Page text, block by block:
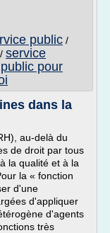
public /
/ service
pour
dans la
au-delà du
de droit par tous
la qualité et à la
la « fonction
d'une
d'appliquer
d'agents
très